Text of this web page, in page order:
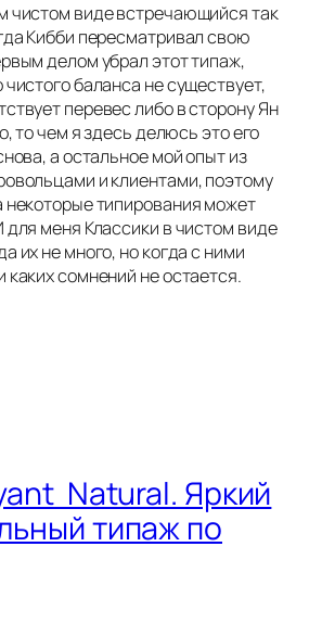
чистом виде встречающийся так
Кибби пересматривал свою
делом убрал этот типаж,
баланса не существует,
перевес либо в сторону Ян
то чем я здесь делюсь это его
а остальное мой опыт из
и клиентами, поэтому
некоторые типирования может
для меня Классики в чистом виде
их не много, но когда с ними
каких сомнений не остается.
Natural. Яркий
типаж по